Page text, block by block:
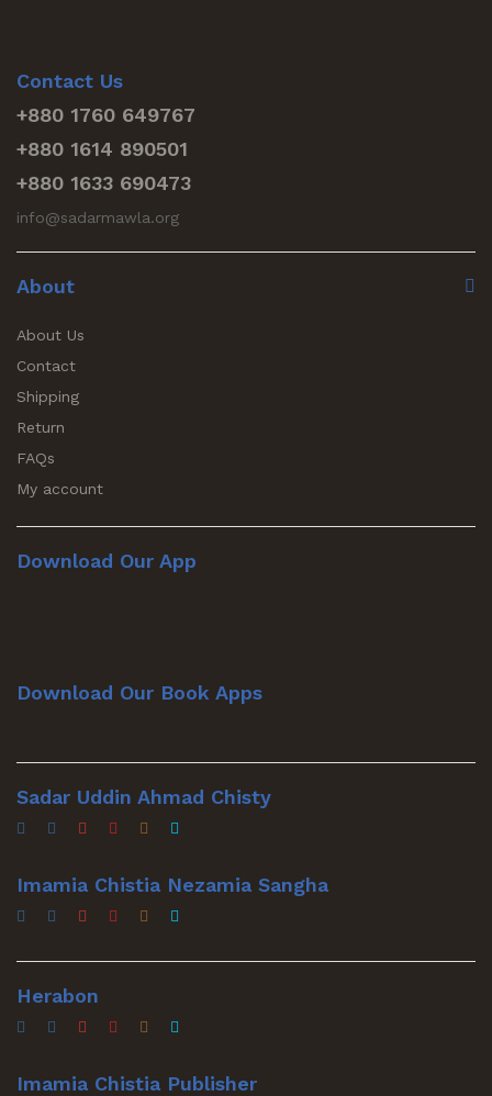
Contact Us
+880 1760 649767
+880 1614 890501
+880 1633 690473
info@sadarmawla.org
About
About Us
Contact
Shipping
Return
FAQs
My account
Download Our App
Download Our Book Apps
Sadar Uddin Ahmad Chisty
Imamia Chistia Nezamia Sangha
Herabon
Imamia Chistia Publisher